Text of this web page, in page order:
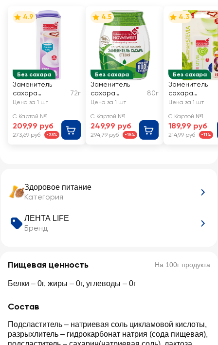
Здоровое питание
Категория
ЛЕНТА LIFE
Бренд
Пищевая ценность На 100г продукта
Белки – 0г, жиры – 0г, углеводы – 0г
Состав
Подсластитель – натриевая соль цикламовой кислоты,
разрыхлитель – гидрокарбонат натрия (сода пищевая),
Без сахара
4.9
Заменитель
сахара
NOVASWEET в
72г
Цена за 1 шт
С Картой №1
209,99 руб
273,69 руб -23%
Без сахара
4.5
Заменитель
сахара
NOVASWEET
жидкий
80г
Цена за 1 шт
С Картой №1
249,99 руб
294,79 руб -15%
Без сахара
4.3
Заменитель
сахара
NOVASWEET
таблетках
Цена за 1 шт
С Картой №1
189,99 руб
214,99 руб -11%